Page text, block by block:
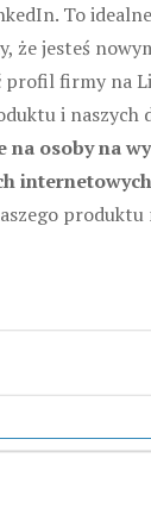
To
że jesteś
firmy na
i naszych
na osoby na